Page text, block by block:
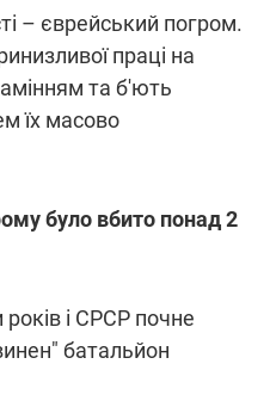
– єврейський погром.
праці на
та б'ють
їх масово
було вбито понад 2
і СРСР почне
батальйон